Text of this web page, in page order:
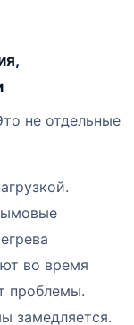
не отдельные
во время
проблемы.
замедляется.